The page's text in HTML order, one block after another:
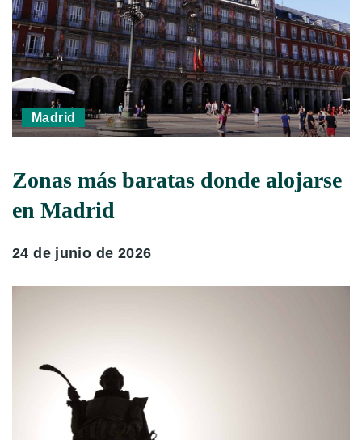
Madrid
Zonas más baratas donde alojarse
en Madrid
24 de junio de 2026